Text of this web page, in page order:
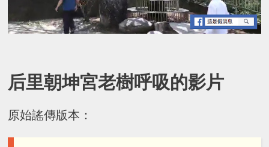
后里朝坤宮老樹呼吸的影片
原始謠傳版本：